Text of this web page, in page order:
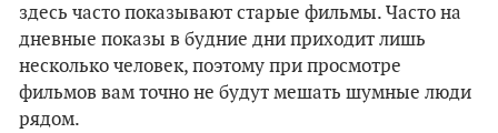
здесь часто показывают старые фильмы. Часто на
дневные показы в будние дни приходит лишь
несколько человек, поэтому при просмотре
фильмов вам точно не будут мешать шумные люди
рядом.